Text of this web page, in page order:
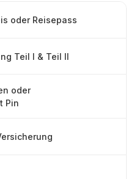
oder Reisepass
Teil I & Teil II
oder
Pin